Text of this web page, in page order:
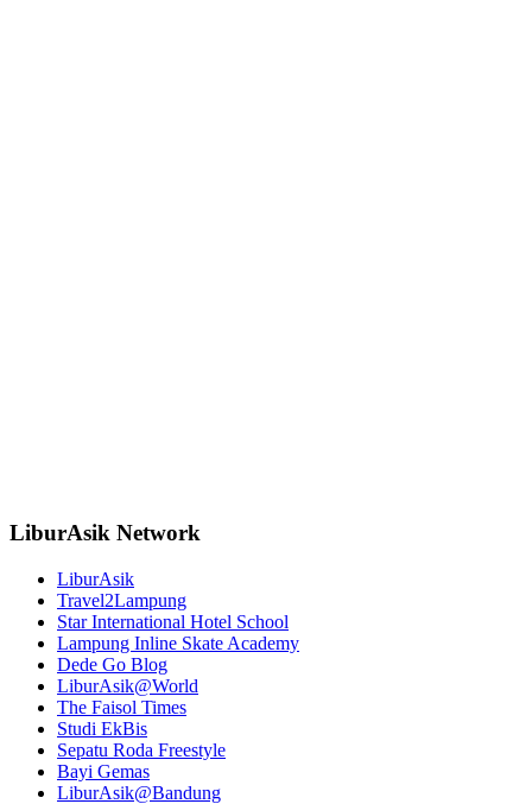
LiburAsik Network
LiburAsik
Travel2Lampung
Star International Hotel School
Lampung Inline Skate Academy
Dede Go Blog
LiburAsik@World
The Faisol Times
Studi EkBis
Sepatu Roda Freestyle
Bayi Gemas
LiburAsik@Bandung